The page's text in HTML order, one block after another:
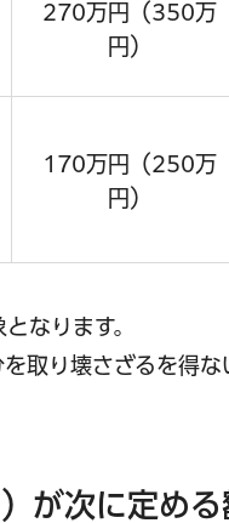
270万円（350万
円）
170万円（250万
円）
なります。
取り壊さざるを得な
が次に定める